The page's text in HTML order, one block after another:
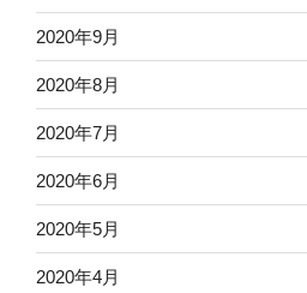
2020年9月
2020年8月
2020年7月
2020年6月
2020年5月
2020年4月